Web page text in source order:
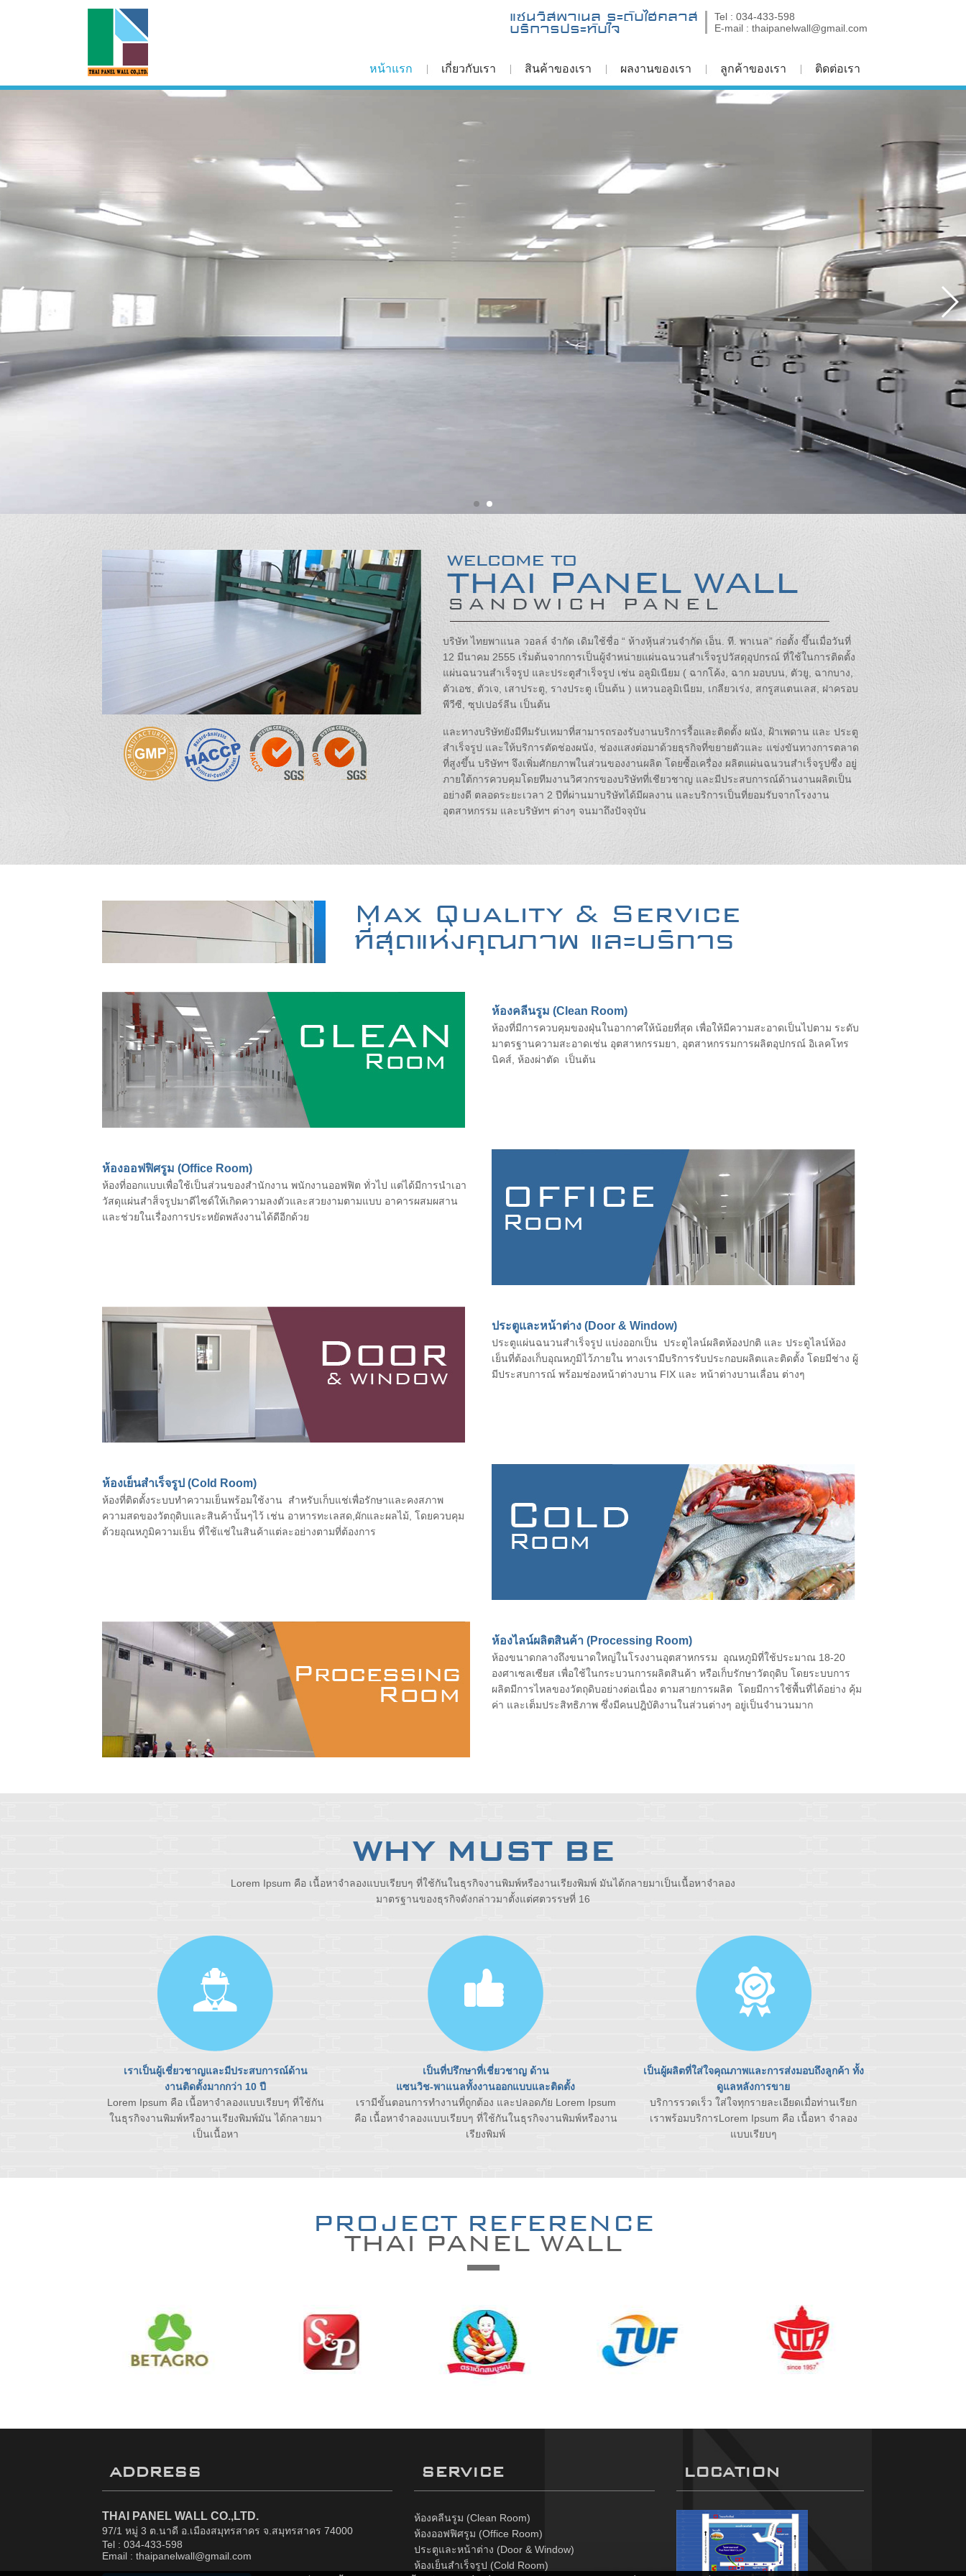
แซนวิสพาเนล ระดับไฮคลาส
บริการประทับใจ
Tel : 034-433-598
E-mail : thaipanelwall@gmail.com
หน้าแรก เกี่ยวกับเรา สินค้าของเรา ผลงานของเรา ลูกค้าของเรา ติดต่อเรา
บริษัท ไทยพาแนล วอลล์ จำกัด เดิมใช้ชื่อ “ ห้างหุ้นส่วนจำกัด เอ็น. ที. พาเนล” ก่อตั้ง ขึ้นเมื่อวันที่
12 มีนาคม 2555 เริ่มต้นจากการเป็นผู้จำหน่ายแผ่นฉนวนสำเร็จรูปวัสดุอุปกรณ์ ที่ใช้ในการติดตั้ง
แผ่นฉนวนสำเร็จรูป และประตูสำเร็จรูป เช่น อลูมิเนียม ( ฉากโค้ง, ฉาก มอบบน, ตัวยู, ฉากบาง,
ตัวเอช, ตัวเจ, เสาประตู, รางประตู เป็นต้น ) แหวนอลูมิเนียม, เกลียวเร่ง, สกรูสแตนเลส, ฝาครอบ
พีวีซี, ซุปเปอร์ลีน เป็นต้น
และทางบริษัทยังมีทีมรับเหมาที่สามารถรองรับงานบริการรื้อและติดตั้ง ผนัง, ฝ้าเพดาน และ ประตู
สำเร็จรูป และให้บริการตัดช่องผนัง, ช่องแสงต่อมาด้วยธุรกิจที่ขยายตัวและ แข่งขันทางการตลาด
ที่สูงขึ้น บริษัทฯ จึงเพิ่มศักยภาพในส่วนของงานผลิต โดยซื้อเครื่อง ผลิตแผ่นฉนวนสำเร็จรูปซึ่ง อยู่
ภายใต้การควบคุมโดยทีมงานวิศวกรของบริษัทที่เชียวชาญ และมีประสบการณ์ด้านงานผลิตเป็น
อย่างดี ตลอดระยะเวลา 2 ปีที่ผ่านมาบริษัทได้มีผลงาน และบริการเป็นที่ยอมรับจากโรงงาน
อุตสาหกรรม และบริษัทฯ ต่างๆ จนมาถึงปัจจุบัน
Max Quality & Service
ที่สุดแห่งคุณภาพ และบริการ
ห้องคลีนรูม (Clean Room)
ห้องที่มีการควบคุมของฝุ่นในอากาศให้น้อยที่สุด เพื่อให้มีความสะอาดเป็นไปตาม ระดับ
มาตรฐานความสะอาดเช่น อุตสาหกรรมยา, อุตสาหกรรมการผลิตอุปกรณ์ อิเลคโทร
นิคส์, ห้องผ่าตัด เป็นต้น
ห้องออฟฟิศรูม (Office Room)
ห้องที่ออกแบบเพื่อใช้เป็นส่วนของสำนักงาน พนักงานออฟฟิต ทั่วไป แต่ได้มีการนำเอา
วัสดุแผ่นสำส็จรูปมาดีไซด์ให้เกิดความลงตัวและสวยงามตามแบบ อาคารผสมผสาน
และช่วยในเรื่องการประหยัดพลังงานได้ดีอีกด้วย
ประตูและหน้าต่าง (Door & Window)
ประตูแผ่นฉนวนสำเร็จรูป แบ่งออกเป็น ประตูไลน์ผลิตห้องปกติ และ ประตูไลน์ห้อง
เย็นที่ต้องเก็บอุณหภูมิไว้ภายใน ทางเรามีบริการรับประกอบผลิตและติดตั้ง โดยมีช่าง ผู้
มีประสบการณ์ พร้อมช่องหน้าต่างบาน FIX และ หน้าต่างบานเลื่อน ต่างๆ
ห้องเย็นสำเร็จรูป (Cold Room)
ห้องที่ติดตั้งระบบทำความเย็นพร้อมใช้งาน สำหรับเก็บแช่เพื่อรักษาและคงสภาพ
ความสดของวัตถุดิบและสินค้านั้นๆไว้ เช่น อาหารทะเลสด,ผักและผลไม้, โดยควบคุม
ด้วยอุณหภูมิความเย็น ที่ใช้แช่ในสินค้าแต่ละอย่างตามที่ต้องการ
ห้องไลน์ผลิตสินค้า (Processing Room)
ห้องขนาดกลางถึงขนาดใหญ่ในโรงงานอุตสาหกรรม อุณหภูมิที่ใช้ประมาณ 18-20
องศาเซลเซียส เพื่อใช้ในกระบวนการผลิตสินค้า หรือเก็บรักษาวัตถุดิบ โดยระบบการ
ผลิตมีการไหลของวัตถุดิบอย่างต่อเนื่อง ตามสายการผลิต โดยมีการใช้พื้นที่ได้อย่าง คุ้ม
ค่า และเต็มประสิทธิภาพ ซึ่งมีคนปฎิบัติงานในส่วนต่างๆ อยู่เป็นจำนวนมาก
WHY MUST BE
Lorem Ipsum คือ เนื้อหาจำลองแบบเรียบๆ ที่ใช้กันในธุรกิจงานพิมพ์หรืองานเรียงพิมพ์ มันได้กลายมาเป็นเนื้อหาจำลอง
มาตรฐานของธุรกิจดังกล่าวมาตั้งแต่ศตวรรษที่ 16
เราเป็นผู้เชี่ยวชาญและมีประสบการณ์ด้าน
งานติดตั้งมากกว่า 10 ปี
Lorem Ipsum คือ เนื้อหาจำลองแบบเรียบๆ ที่ใช้กัน
ในธุรกิจงานพิมพ์หรืองานเรียงพิมพ์มัน ได้กลายมา
เป็นเนื้อหา
เป็นที่ปรึกษาที่เชี่ยวชาญ ด้าน
แซนวิช-พาแนลทั้งงานออกแบบและติดตั้ง
เรามีขั้นตอนการทำงานที่ถูกต้อง และปลอดภัย Lorem Ipsum
คือ เนื้อหาจำลองแบบเรียบๆ ที่ใช้กันในธุรกิจงานพิมพ์หรืองาน
เรียงพิมพ์
เป็นผู้ผลิตที่ใส่ใจคุณภาพและการส่งมอบถึงลูกค้า ทั้ง
ดูแลหลังการขาย
บริการรวดเร็ว ใส่ใจทุกรายละเอียดเมื่อท่านเรียก
เราพร้อมบริการLorem Ipsum คือ เนื้อหา จำลอง
แบบเรียบๆ
PROJECT REFERENCE
THAI PANEL WALL
ADDRESS
THAI PANEL WALL CO.,LTD.
97/1 หมู่ 3 ต.นาดี อ.เมืองสมุทรสาคร จ.สมุทรสาคร 74000
Tel : 034-433-598
Email : thaipanelwall@gmail.com
SERVICE
ห้องคลีนรูม (Clean Room)
ห้องออฟฟิศรูม (Office Room)
ประตูและหน้าต่าง (Door & Window)
ห้องเย็นสำเร็จรูป (Cold Room)
LOCATION